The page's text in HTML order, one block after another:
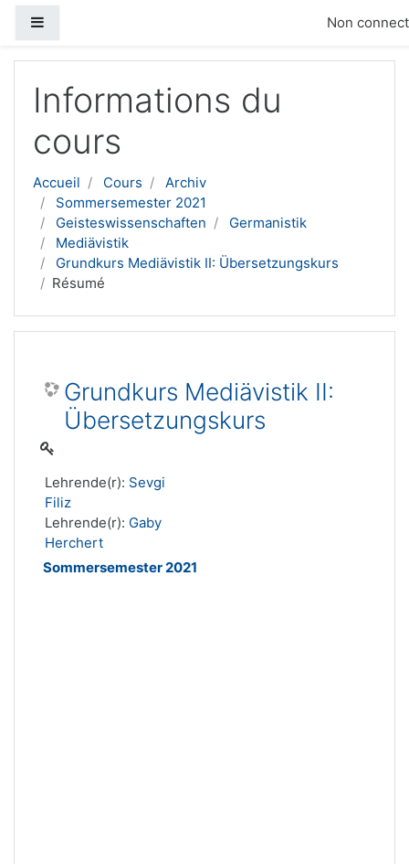
Non
Informations du
cours
Accueil Cours
Archiv
Sommersemester 2021
Geisteswissenschaften
Germanistik
Mediävistik
Grundkurs Mediävistik II: Übersetzungskurs
Résumé
Grundkurs Mediävistik II:
Übersetzungskurs
Lehrende(r): Sevgi
Filiz
Lehrende(r): Gaby
Herchert
Sommersemester 2021